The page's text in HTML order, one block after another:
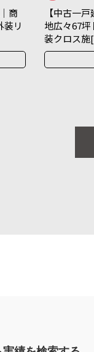
商
装リ
【中古一
地広々67
装クロス施